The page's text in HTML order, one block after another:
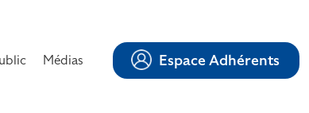
Médias Espace Adhérents